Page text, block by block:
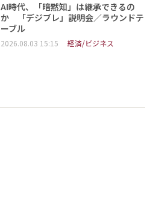
AI時代、「暗黙知」は継承できるの
か 「デジブレ」説明会／ラウンドテ
ーブル
2026.08.03 15:15 経済/ビジネス